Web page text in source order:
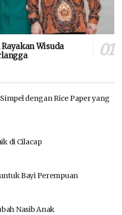
Wisuda
dengan Rice Paper yang
di Cilacap
Bayi Perempuan
Nasib Anak